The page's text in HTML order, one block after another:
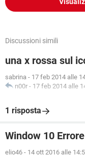
Discussioni simili
una x rossa sul
sabrina - 17 feb 2014 alle
n00r - 17 feb 2014 alle
1 risposta
Window 10
elio46 - 14 ott 2016 alle